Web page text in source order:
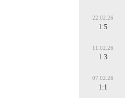
22.02.26
1:5
11.02.26
1:3
07.02.26
1:1